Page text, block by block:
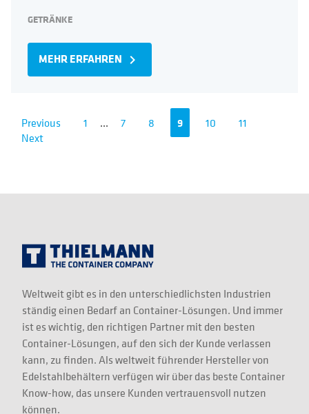
GETRÄNKE
MEHR ERFAHREN navigate_next
Previous 1 ... 7 8 9 10
11
Next
Weltweit gibt es in den unterschiedlichsten Industrien
ständig einen Bedarf an Container-Lösungen. Und immer
ist es wichtig, den richtigen Partner mit den besten
Container-Lösungen, auf den sich der Kunde verlassen
kann, zu finden. Als weltweit führender Hersteller von
Edelstahlbehältern verfügen wir über das beste Container
Know-how, das unsere Kunden vertrauensvoll nutzen
können.